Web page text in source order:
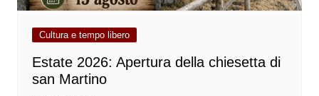
Cultura e tempo libero
Estate 2026: Apertura della chiesetta di
san Martino